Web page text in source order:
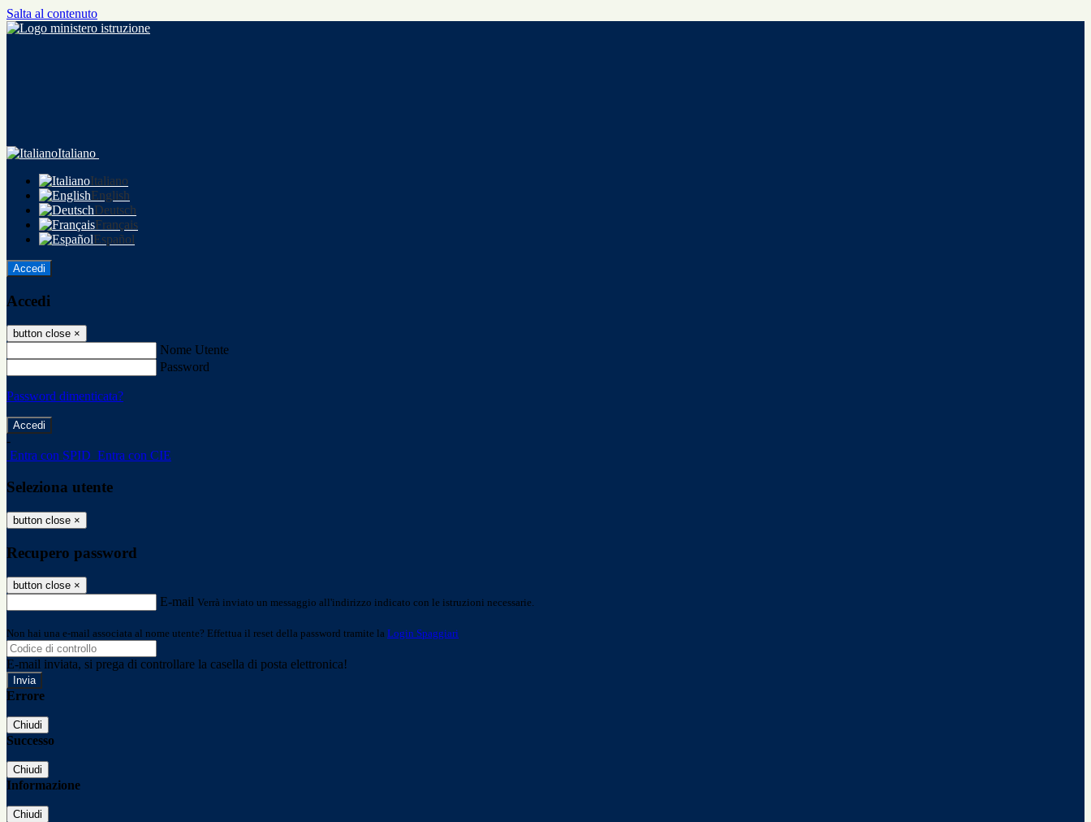
Salta al contenuto
Italiano
Italiano
English
Deutsch
Français
Español
Accedi
Accedi
button close ×
Nome Utente
Password
Password dimenticata?
-
Entra con SPID Entra con CIE
Seleziona utente
button close ×
Recupero password
button close ×
E-mail Verrà inviato un messaggio all'indirizzo indicato con le istruzioni necessarie.
Non hai una e-mail associata al nome utente? Effettua il reset della password tramite la Login Spaggiari
E-mail inviata, si prega di controllare la casella di posta elettronica!
Errore
Chiudi
Successo
Chiudi
Informazione
Chiudi